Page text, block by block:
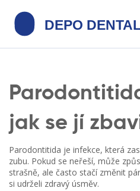
jak se jí
Parodontitida je infekce, která
zubu. Pokud se neřeší, může
strašně, ale často stačí změnit
si udrželi zdravý úsměv.